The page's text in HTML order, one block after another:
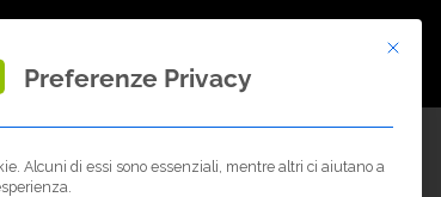
Questo
Preferenze Privacy
Alcuni di essi sono essenziali, mentre altri ci aiutano a